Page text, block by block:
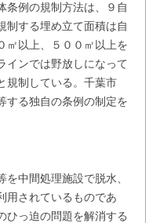
条例の規制方法は、９自
制する埋め立て面積は自
㎡以上、５００㎡以上を
インでは野放しになって
規制している。千葉市
する独自の条例の制定を
中間処理施設で脱水、
用されているものであ
ひっ迫の問題を解消する